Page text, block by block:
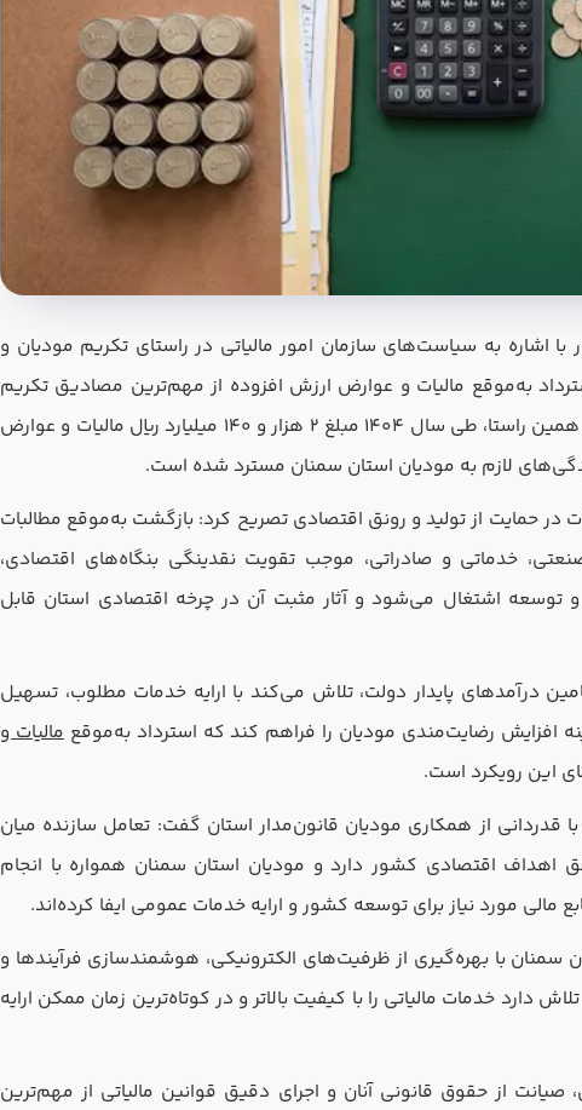
با اشاره به سیاست‌های سازمان امور مالیاتی در راستای تکریم مودیان و
به‌موقع مالیات و عوارض ارزش افزوده از مهم‌ترین مصادیق تکریم
مودیان و حمایت از فعالان اقتصادی است. در همین راستا، طی سال 1404 مبلغ 2 هزار و 140 میلیارد ریال مالیات و عوارض
لازم به مودیان استان سمنان مسترد شده است.
در حمایت از تولید و رونق اقتصادی تصریح کرد: بازگشت به‌موقع مطالبات
خدماتی و صادراتی، موجب تقویت نقدینگی بنگاه‌های اقتصادی،
توسعه اشتغال می‌شود و آثار مثبت آن در چرخه اقتصادی استان قابل
درآمدهای پایدار دولت، تلاش می‌کند با ارایه خدمات مطلوب، تسهیل
افزایش رضایت‌مندی مودیان را فراهم کند که استرداد به‌موقعمالیات و
این رویکرد است.
قدردانی از همکاری مودیان قانون‌مدار استان گفت: تعامل سازنده میان
اقتصادی کشور دارد و مودیان استان سمنان همواره با انجام
مالی مورد نیاز برای توسعه کشور و ارایه خدمات عمومی ایفا کرده‌اند.
سمنان با بهره‌گیری از ظرفیت‌های الکترونیکی، هوشمندسازی فرآیندها و
خدمات مالیاتی را با کیفیت بالاتر و در کوتاه‌ترین زمان ممکن ارایه
صیانت از حقوق قانونی آنان و اجرای دقیق قوانین مالیاتی از مهم‌ترین
فرم تعیین سطح
شماره تلفن ایمیل
خیر
از فعالیتی که در حسابداری داشته اید را بنویسید